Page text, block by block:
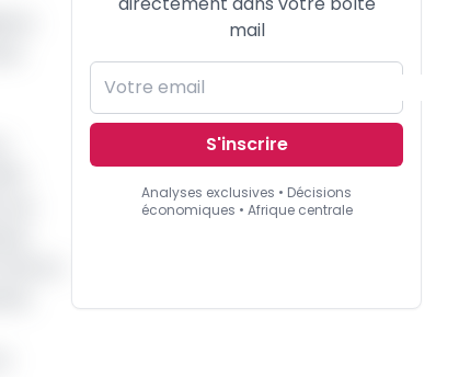
mail
S'inscrire
Analyses exclusives • Décisions
économiques • Afrique centrale